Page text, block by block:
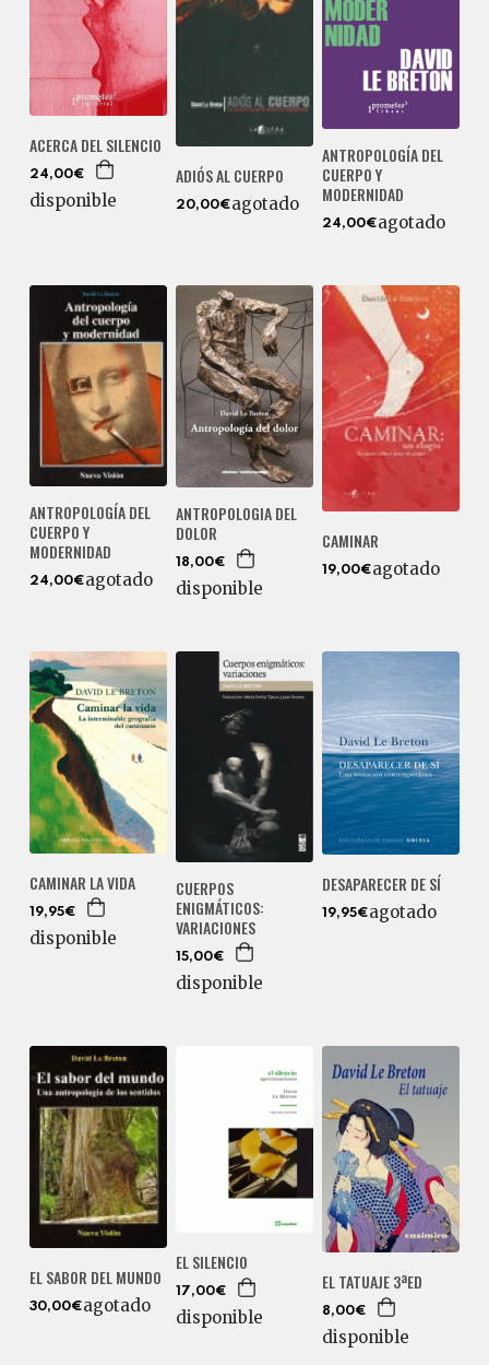
ACERCA DEL SILENCIO
24,00€
disponible
ADIÓS AL CUERPO
20,00€agotado
ANTROPOLOGÍA DEL
CUERPO Y
MODERNIDAD
24,00€agotado
ANTROPOLOGÍA DEL
CUERPO Y
MODERNIDAD
24,00€agotado
ANTROPOLOGIA DEL
DOLOR
18,00€
disponible
CAMINAR
19,00€agotado
CAMINAR LA VIDA
19,95€
disponible
CUERPOS
ENIGMÁTICOS:
VARIACIONES
15,00€
disponible
DESAPARECER DE SÍ
19,95€agotado
EL SABOR DEL MUNDO
30,00€agotado
EL SILENCIO
17,00€
disponible
EL TATUAJE 3ªED
8,00€
disponible